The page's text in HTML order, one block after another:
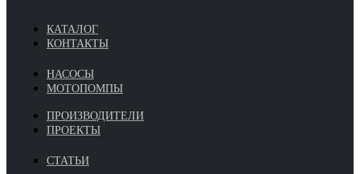
КАТАЛОГ
КОНТАКТЫ
НАСОСЫ
МОТОПОМПЫ
ПРОИЗВОДИТЕЛИ
ПРОЕКТЫ
СТАТЬИ